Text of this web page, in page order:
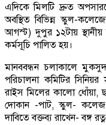
এদিকে মিলটি দ্রুত
অবস্থিত বিভিন্ন স্কুল-
আগস্ট) দুপুর ১২টায় স্থানীয়
কর্মসূচি পালিত হয়।
মানববন্ধন চলাকালে
পরিচালনা কমিটির
রাইস মিলের কালো ধোঁয়া,
দোকান -পাট, স্কুল-
দাবিতে বক্তব্য রাখেন- বঙ্গ